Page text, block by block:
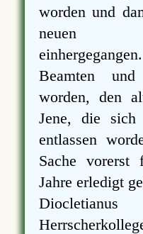
worden und
neuen
Beamten
worden, den
Jene, die sich
entlassen
Sache vorerst
Jahre erledigt